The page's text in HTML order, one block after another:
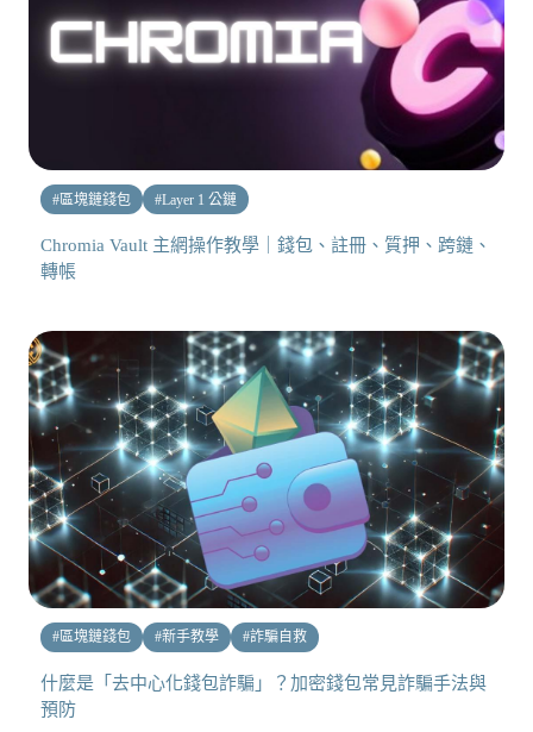
#區塊鏈錢包 #Layer 1 公鏈
Chromia Vault 主網操作教學｜錢包、註冊、質押、跨鏈、
轉帳
#區塊鏈錢包 #新手教學 #詐騙自救
什麼是「去中心化錢包詐騙」？加密錢包常見詐騙手法與
預防